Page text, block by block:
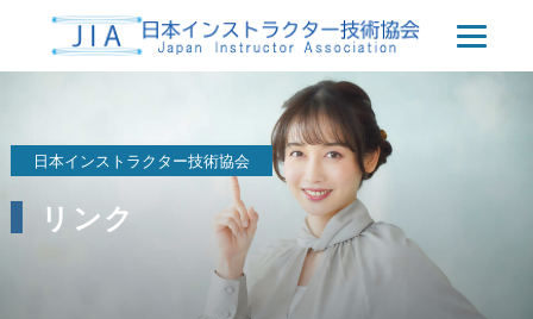
日本インストラクター技術協会
リンク